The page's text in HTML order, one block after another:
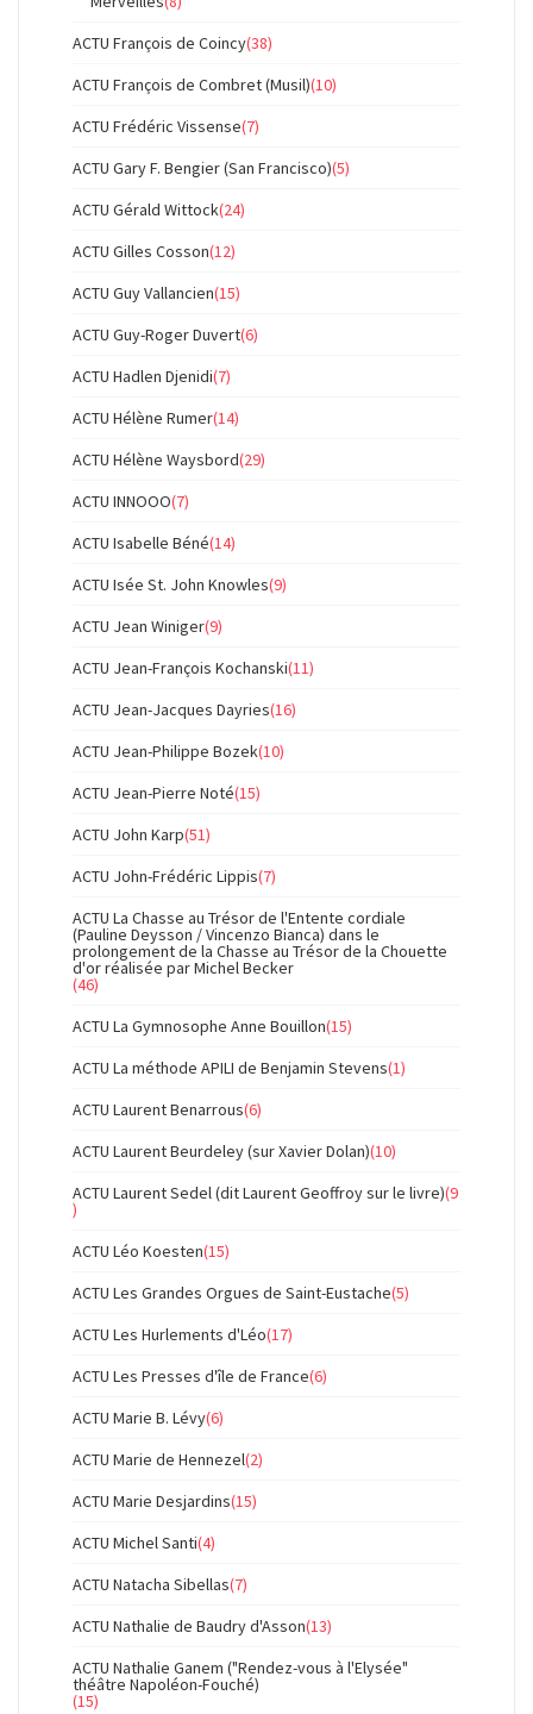
ACTU François de Coincy(38)
ACTU François de Combret (Musil)(10)
ACTU Frédéric Vissense(7)
ACTU Gary F. Bengier (San Francisco)(5)
ACTU Gérald Wittock(24)
ACTU Gilles Cosson(12)
ACTU Guy Vallancien(15)
ACTU Guy-Roger Duvert(6)
ACTU Hadlen Djenidi(7)
ACTU Hélène Rumer(14)
ACTU Hélène Waysbord(29)
ACTU INNOOO(7)
ACTU Isabelle Béné(14)
ACTU Isée St. John Knowles(9)
ACTU Jean Winiger(9)
ACTU Jean-François Kochanski(11)
ACTU Jean-Jacques Dayries(16)
ACTU Jean-Philippe Bozek(10)
ACTU Jean-Pierre Noté(15)
ACTU John Karp(51)
ACTU John-Frédéric Lippis(7)
ACTU La Chasse au Trésor de l'Entente cordiale
(Pauline Deysson / Vincenzo Bianca) dans le
prolongement de la Chasse au Trésor de la Chouette
d'or réalisée par Michel Becker
(46)
ACTU La Gymnosophe Anne Bouillon(15)
ACTU La méthode APILI de Benjamin Stevens(1)
ACTU Laurent Benarrous(6)
ACTU Laurent Beurdeley (sur Xavier Dolan)(10)
ACTU Laurent Sedel (dit Laurent Geoffroy sur le livre)(9
)
ACTU Léo Koesten(15)
ACTU Les Grandes Orgues de Saint-Eustache(5)
ACTU Les Hurlements d'Léo(17)
ACTU Les Presses d'île de France(6)
ACTU Marie B. Lévy(6)
ACTU Marie de Hennezel(2)
ACTU Marie Desjardins(15)
ACTU Michel Santi(4)
ACTU Natacha Sibellas(7)
ACTU Nathalie de Baudry d'Asson(13)
ACTU Nathalie Ganem ("Rendez-vous à l'Elysée"
théâtre Napoléon-Fouché)
(15)